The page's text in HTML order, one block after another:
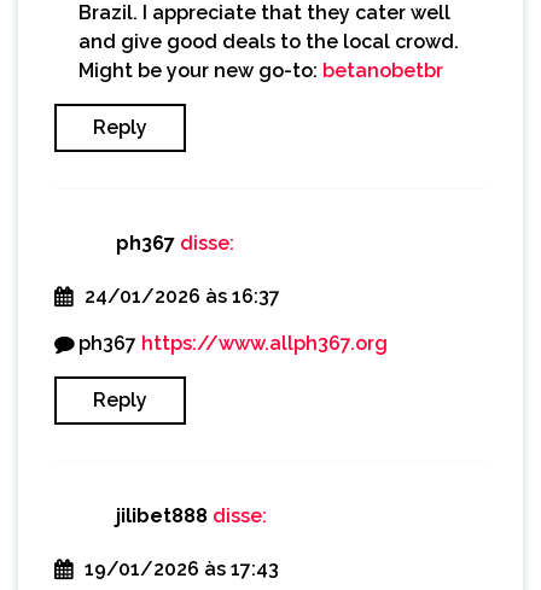
Brazil. I appreciate that they cater well
and give good deals to the local crowd.
Might be your new go-to: betanobetbr
Reply
ph367 disse:
24/01/2026 às 16:37
ph367 https://www.allph367.org
Reply
jilibet888 disse:
19/01/2026 às 17:43